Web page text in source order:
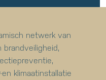
netwerk van
klimaatinstallatie